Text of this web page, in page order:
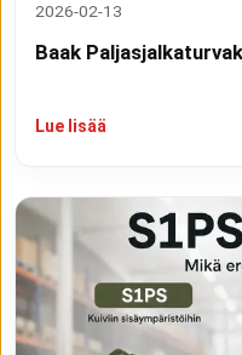
2026-02-13
Baak
Lue lisää